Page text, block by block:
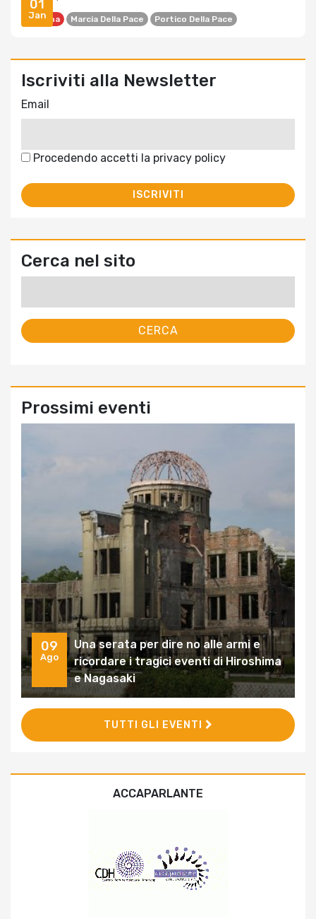
01
Jan
Bologna Marcia Della Pace Portico Della Pace
Iscriviti alla Newsletter
Email
Procedendo accetti la privacy policy
Cerca nel sito
Prossimi eventi
09
Ago
Una serata per dire no alle armi e
ricordare i tragici eventi di Hiroshima
e Nagasaki
TUTTI GLI EVENTI
ACCAPARLANTE